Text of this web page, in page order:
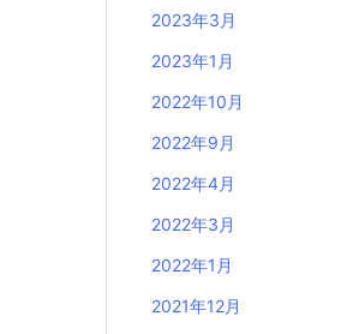
2023年3月
2023年1月
2022年10月
2022年9月
2022年4月
2022年3月
2022年1月
2021年12月